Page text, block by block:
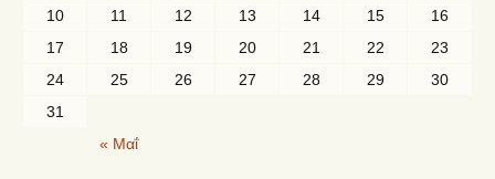
« Μαΐ
10
11 12 13 14 15
16
17
18 19 20 21 22
23
24
25 26 27 28 29
30
31